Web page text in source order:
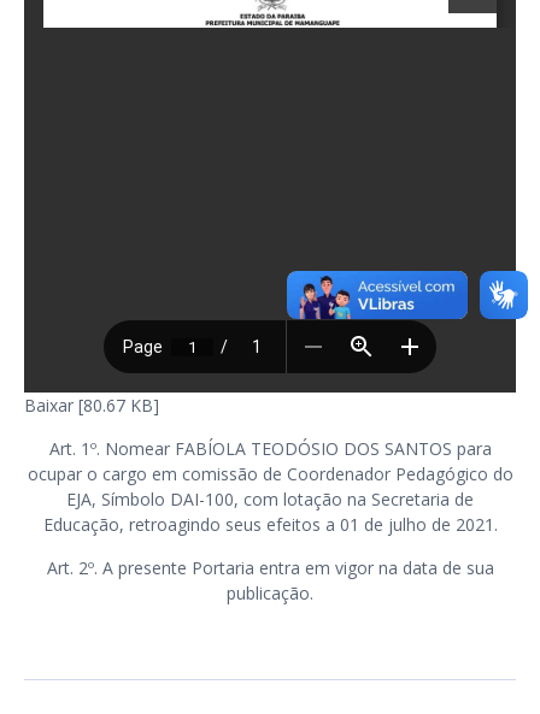
Baixar [80.67 KB]
Art. 1º. Nomear FABÍOLA TEODÓSIO DOS SANTOS para
ocupar o cargo em comissão de Coordenador Pedagógico do
EJA, Símbolo DAI-100, com lotação na Secretaria de
Educação, retroagindo seus efeitos a 01 de julho de 2021.
Art. 2º. A presente Portaria entra em vigor na data de sua
publicação.